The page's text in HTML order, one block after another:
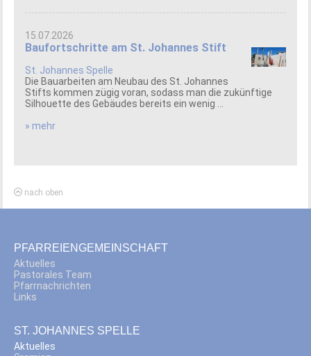
15.07.2026
Baufortschritte am St. Johannes Stift
St. Johannes Spelle
Die Bauarbeiten am Neubau des St. Johannes
Stifts kommen zügig voran, sodass man die zukünftige
Silhouette des Gebäudes bereits ein wenig ...
» mehr
nach oben
PFARREIENGEMEINSCHAFT
Aktuelles
Pastorales Team
Pfarrnachrichten
Links
ST. JOHANNES SPELLE
Aktuelles